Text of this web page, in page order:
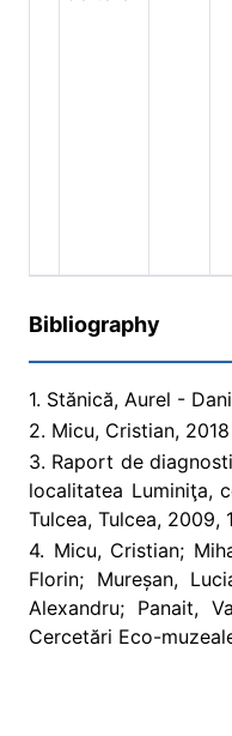
Bibliography
1. Stănică, Aurel -
2. Micu, Cristian,
3. Raport de
localitatea Luminiţa,
Tulcea, Tulcea,
4. Micu, Cristian;
Florin; Mureșan,
Alexandru; Panait,
Cercetări Eco-